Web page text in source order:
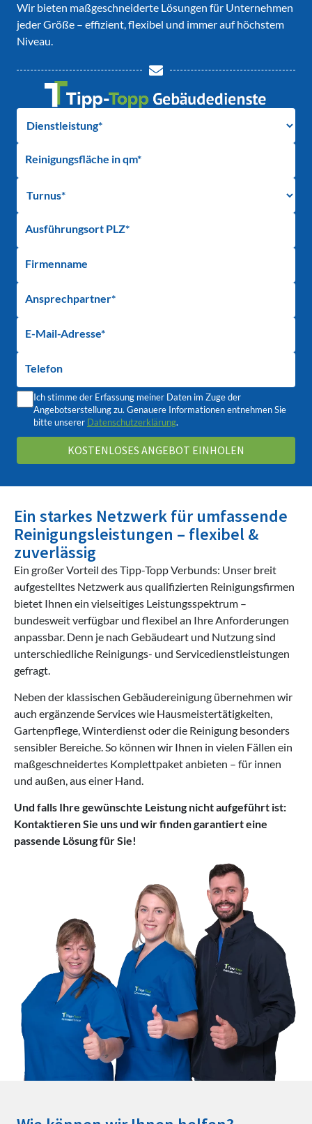
Wir bieten maßgeschneiderte Lösungen für Unternehmen
jeder Größe – effizient, flexibel und immer auf höchstem
Niveau.
Reinigungsfläche in qm*
Ausführungsort PLZ*
Firmenname
Ansprechpartner*
E-Mail-Adresse*
Telefon
Ich stimme der Erfassung meiner Daten im Zuge der
Angebotserstellung zu. Genauere Informationen entnehmen Sie
bitte unserer Datenschutzerklärung.
Ein starkes Netzwerk für umfassende
Reinigungs­leistungen – flexibel &
zuverlässig
Ein großer Vorteil des Tipp-Topp Verbunds: Unser breit
aufgestelltes Netzwerk aus qualifizierten Reinigungsfirmen
bietet Ihnen ein vielseitiges Leistungsspektrum –
bundesweit verfügbar und flexibel an Ihre Anforderungen
anpassbar. Denn je nach Gebäudeart und Nutzung sind
unterschiedliche Reinigungs- und Servicedienstleistungen
gefragt.
Neben der klassischen Gebäudereinigung übernehmen wir
auch ergänzende Services wie Hausmeistertätigkeiten,
Gartenpflege, Winterdienst oder die Reinigung besonders
sensibler Bereiche. So können wir Ihnen in vielen Fällen ein
maßgeschneidertes Komplettpaket anbieten – für innen
und außen, aus einer Hand.
Und falls Ihre gewünschte Leistung nicht aufgeführt ist:
Kontaktieren Sie uns und wir finden garantiert eine
passende Lösung für Sie!